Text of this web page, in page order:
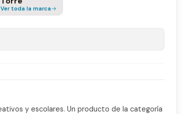
Ver toda la marca
y escolares. Un producto de la categoría